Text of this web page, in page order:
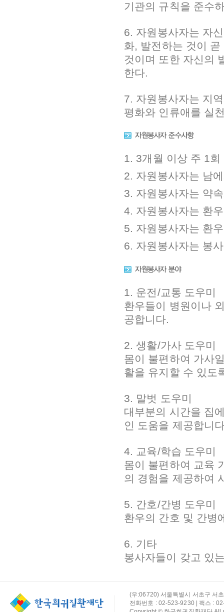
기관의 규칙을 준수
6. 자원봉사자는 자
화, 발전하는 것이
것이며 또한 자신의
한다.
7. 자원봉사자는 지
평화와 인류애를 실
1. 3개월 이상 주 1
2. 자원봉사자는 남
3. 자원봉사자는 약
4. 자원봉사자는 환
5. 자원봉사자는 환
6. 자원봉사자는 봉
1. 운전/교통 도우미
환우들이 병원이나
공합니다.
2. 생활/가사 도우미
몸이 불편하여 가사
활을 유지할 수 있도
3. 말벗 도우미
대부분의 시간을 집
인 도움을 제공합니
4. 교육/학습 도우미
몸이 불편하여 교육
의 경험을 제공하여
5. 간호/간병 도우미
환우의 간호 및 간병
6. 기타
봉사자들이 갖고 있
(우:06720) 서울특별시 서초구 서
전화번호 : 02-523-9230 | 팩스 :